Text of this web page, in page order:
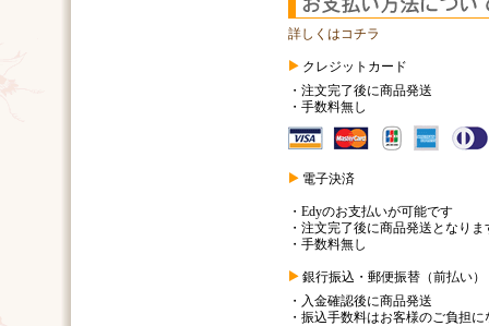
詳しくはコチラ
クレジットカード
・注文完了後に商品発送
・手数料無し
電子決済
・Edyのお支払いが可能です
・注文完了後に商品発送となりま
・手数料無し
銀行振込・郵便振替（前払い）
・入金確認後に商品発送
・振込手数料はお客様のご負担